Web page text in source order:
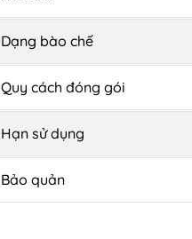
Dạng bào chế
Quy cách đóng gói
Hạn sử dụng
Bảo quản